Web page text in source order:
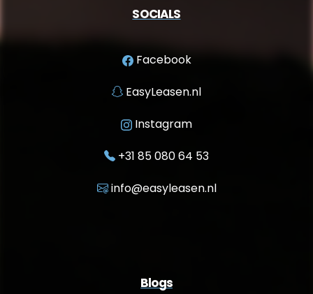
SOCIALS
Facebook
EasyLeasen.nl
Instagram
+31 85 080 64 53
info@easyleasen.nl
Blogs